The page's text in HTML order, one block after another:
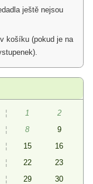
ještě nejsou
košíku (pokud je na
¦ 1
2
¦ 8
9
¦ 15
16
¦ 22
23
¦ 29
30